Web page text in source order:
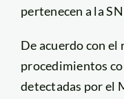
pertenecen a la
De acuerdo con
procedimientos
detectadas por el